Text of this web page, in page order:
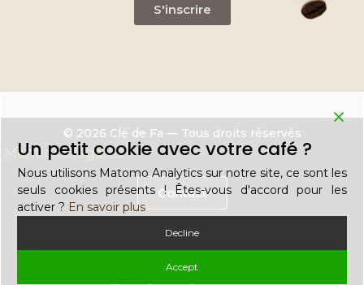
S'inscrire
© 2026 Clé de Fa — Tous droits réservés
Mentions légales
Contact
Un petit cookie avec votre café ?
Nous utilisons Matomo Analytics sur notre site, ce sont les
seuls cookies présents ! Êtes-vous d'accord pour les
activer ? En savoir plus
Decline
Accept